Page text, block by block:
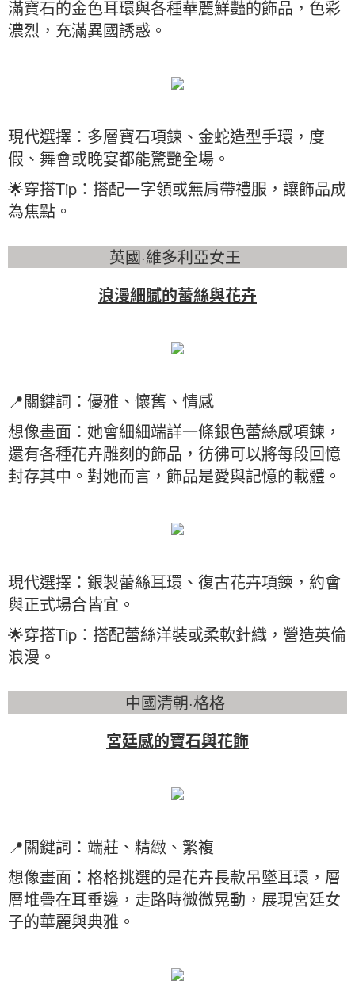
滿寶石的金色耳環與各種華麗鮮豔的飾品，色彩
濃烈，充滿異國誘惑。
現代選擇：多層寶石項鍊、金蛇造型手環，度
假、舞會或晚宴都能驚艷全場。
🌟穿搭Tip：搭配一字領或無肩帶禮服，讓飾品成
為焦點。
英國·維多利亞女王
浪漫細膩的蕾絲與花卉
📍關鍵詞：優雅、懷舊、情感
想像畫面：她會細細端詳一條銀色蕾絲感項鍊，
還有各種花卉雕刻的飾品，彷彿可以將每段回憶
封存其中。對她而言，飾品是愛與記憶的載體。
現代選擇：銀製蕾絲耳環、復古花卉項鍊，約會
與正式場合皆宜。
🌟穿搭Tip：搭配蕾絲洋裝或柔軟針織，營造英倫
浪漫。
中國清朝·格格
宮廷感的寶石與花飾
📍關鍵詞：端莊、精緻、繁複
想像畫面：格格挑選的是花卉長款吊墜耳環，層
層堆疊在耳垂邊，走路時微微晃動，展現宮廷女
子的華麗與典雅。